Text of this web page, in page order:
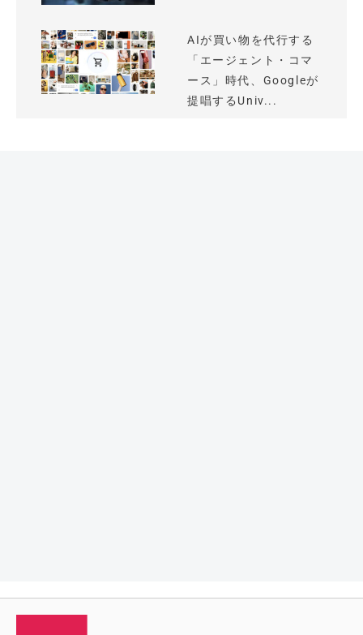
AIが買い物を代行する
「エージェント・コマ
ース」時代、Googleが
提唱するUniv...